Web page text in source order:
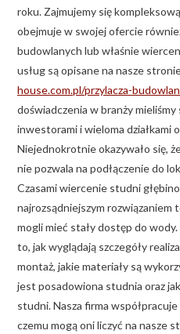
roku. Zajmujemy się
obejmuje w swojej ofercie
budowlanych lub właśnie
usług są opisane na nasze
house.com.pl/przylacza-
doświadczenia w branży
inwestorami i wieloma działkami
Niejednokrotnie okazywało się,
nie pozwala na podłączenie do
Czasami wiercenie studni
najrozsądniejszym rozwiązaniem
mogli mieć stały dostęp do
to, jak wyglądają szczegóły
montaż, jakie materiały są
jest posadowiona studnia oraz
studni. Nasza firma
czemu mogą oni liczyć na nasze